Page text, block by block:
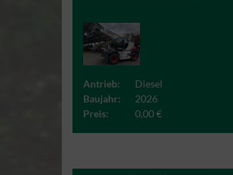
Antrieb:
Diesel
Baujahr:
2026
Preis:
0,00 €